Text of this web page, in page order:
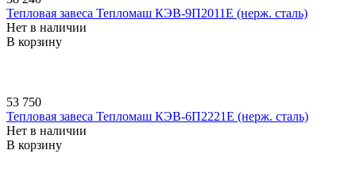
Тепловая завеса Тепломаш КЭВ-9П2011E (нерж. сталь)
Нет в наличии
В корзину
53 750
Тепловая завеса Тепломаш КЭВ-6П2221E (нерж. сталь)
Нет в наличии
В корзину